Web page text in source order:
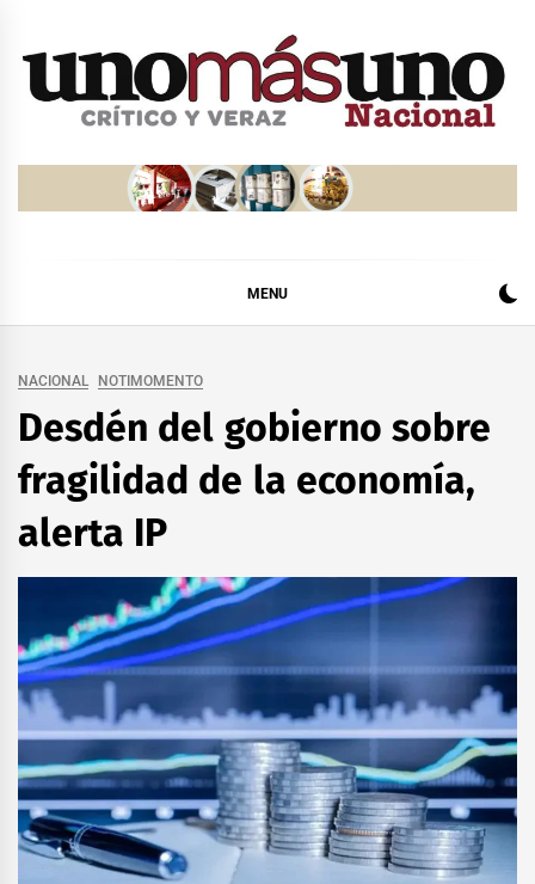
MENU
NACIONAL NOTIMOMENTO
Desdén del gobierno sobre
fragilidad de la economía,
alerta IP